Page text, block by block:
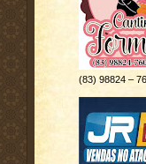
(83) 98824 –